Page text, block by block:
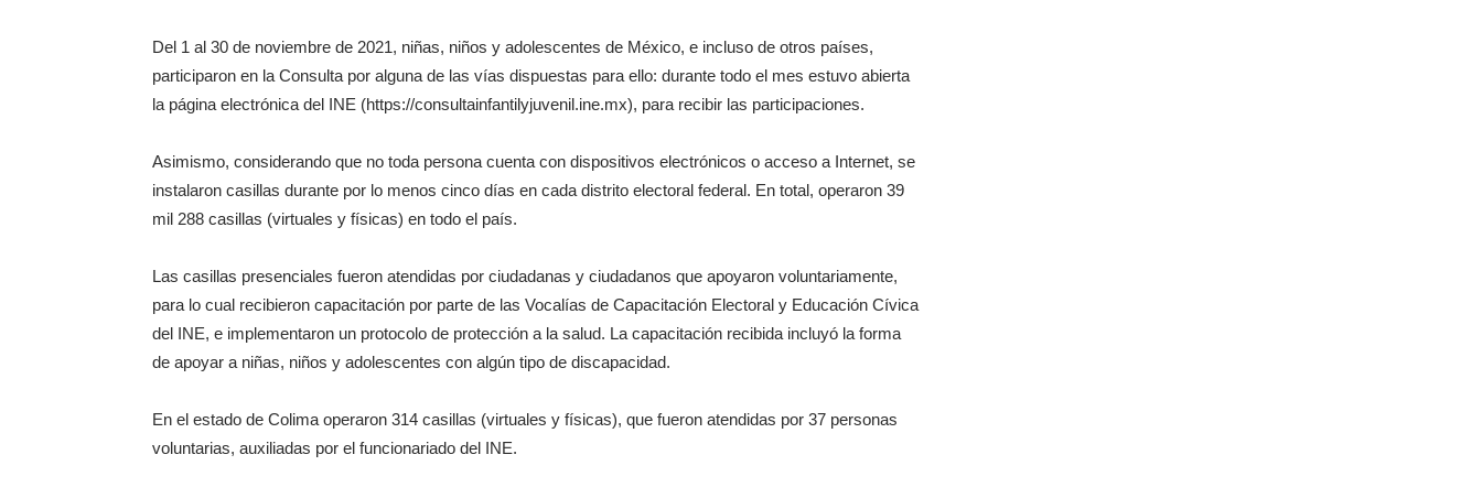
Del 1 al 30 de noviembre de 2021, niñas, niños y adolescentes de México, e incluso de otros países,
participaron en la Consulta por alguna de las vías dispuestas para ello: durante todo el mes estuvo abierta
la página electrónica del INE (https://consultainfantilyjuvenil.ine.mx), para recibir las participaciones.
Asimismo, considerando que no toda persona cuenta con dispositivos electrónicos o acceso a Internet, se
instalaron casillas durante por lo menos cinco días en cada distrito electoral federal. En total, operaron 39
mil 288 casillas (virtuales y físicas) en todo el país.
Las casillas presenciales fueron atendidas por ciudadanas y ciudadanos que apoyaron voluntariamente,
para lo cual recibieron capacitación por parte de las Vocalías de Capacitación Electoral y Educación Cívica
del INE, e implementaron un protocolo de protección a la salud. La capacitación recibida incluyó la forma
de apoyar a niñas, niños y adolescentes con algún tipo de discapacidad.
En el estado de Colima operaron 314 casillas (virtuales y físicas), que fueron atendidas por 37 personas
voluntarias, auxiliadas por el funcionariado del INE.